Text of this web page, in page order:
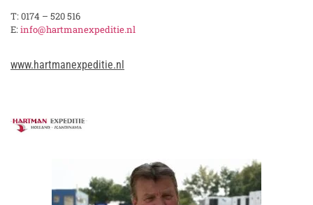
T: 0174 – 520 516
E:info@hartmanexpeditie.nl
www.hartmanexpeditie.nl